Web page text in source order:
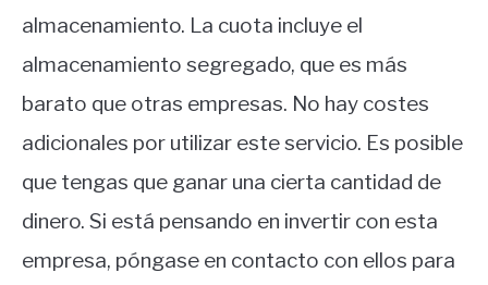
almacenamiento. La cuota incluye el
almacenamiento segregado, que es más
barato que otras empresas. No hay costes
adicionales por utilizar este servicio. Es posible
que tengas que ganar una cierta cantidad de
dinero. Si está pensando en invertir con esta
empresa, póngase en contacto con ellos para